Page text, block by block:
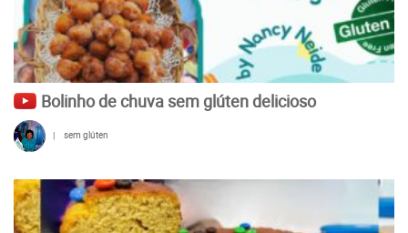
Bolinho de chuva sem glúten delicioso
| sem glúten